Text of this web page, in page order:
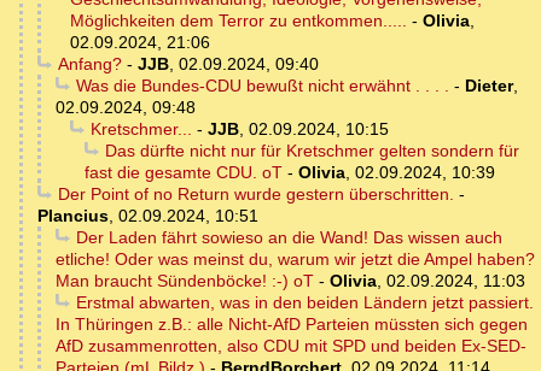
Möglichkeiten dem Terror zu entkommen..... - Olivia,
02.09.2024, 21:06
Anfang?- JJB, 02.09.2024, 09:40
Was die Bundes-CDU bewußt nicht erwähnt . . . . - Dieter,
02.09.2024, 09:48
Kretschmer... - JJB, 02.09.2024, 10:15
Das dürfte nicht nur für Kretschmer gelten sondern für
fast die gesamte CDU. oT - Olivia, 02.09.2024, 10:39
Der Point of no Return wurde gestern überschritten. -
Plancius, 02.09.2024, 10:51
Der Laden fährt sowieso an die Wand! Das wissen auch
etliche! Oder was meinst du, warum wir jetzt die Ampel haben?
Man braucht Sündenböcke! :-) oT - Olivia, 02.09.2024, 11:03
Erstmal abwarten, was in den beiden Ländern jetzt passiert.
In Thüringen z.B.: alle Nicht-AfD Parteien müssten sich gegen
AfD zusammenrotten, also CDU mit SPD und beiden Ex-SED-